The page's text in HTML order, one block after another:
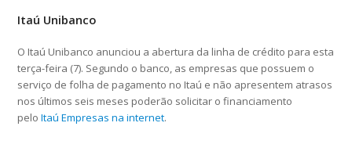
Itaú Unibanco
O Itaú Unibanco anunciou a abertura da linha de crédito para esta
terça-feira (7). Segundo o banco, as empresas que possuem o
serviço de folha de pagamento no Itaú e não apresentem atrasos
nos últimos seis meses poderão solicitar o financiamento
peloItaú Empresas na internet.